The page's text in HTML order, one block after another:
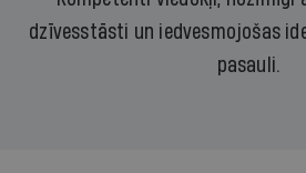
dzīvesstāsti un iedvesmojošas
pasauli.